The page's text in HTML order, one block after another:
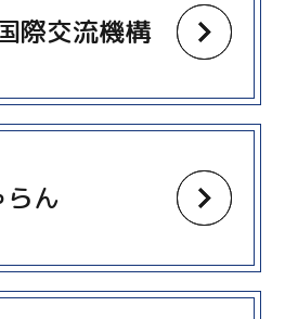
際交流機構
らん